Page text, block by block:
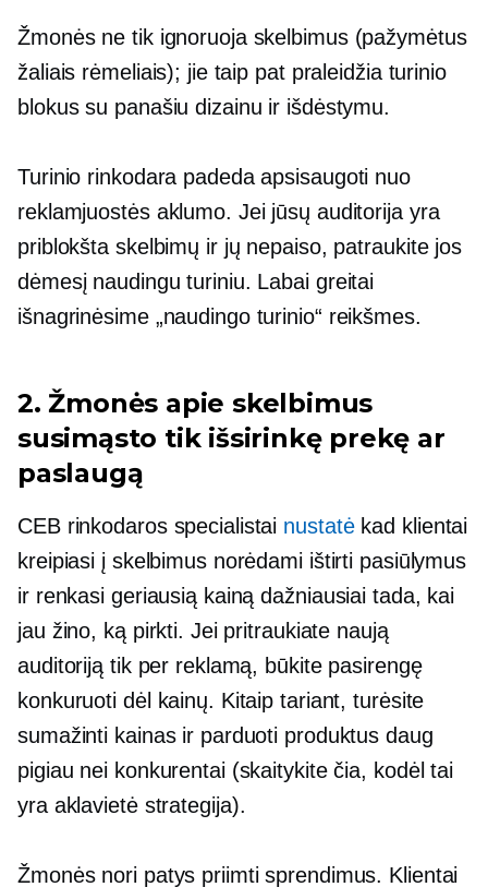
Žmonės ne tik ignoruoja skelbimus (pažymėtus
žaliais rėmeliais); jie taip pat praleidžia turinio
blokus su panašiu dizainu ir išdėstymu.
Turinio rinkodara padeda apsisaugoti nuo
reklamjuostės aklumo. Jei jūsų auditorija yra
priblokšta skelbimų ir jų nepaiso, patraukite jos
dėmesį naudingu turiniu. Labai greitai
išnagrinėsime „naudingo turinio“ reikšmes.
2. Žmonės apie skelbimus
susimąsto tik išsirinkę prekę ar
paslaugą
CEB rinkodaros specialistai nustatėkad klientai
kreipiasi į skelbimus norėdami ištirti pasiūlymus
ir renkasi geriausią kainą dažniausiai tada, kai
jau žino, ką pirkti. Jei pritraukiate naują
auditoriją tik per reklamą, būkite pasirengę
konkuruoti dėl kainų. Kitaip tariant, turėsite
sumažinti kainas ir parduoti produktus daug
pigiau nei konkurentai (skaitykite čia, kodėl tai
yra aklavietėstrategija).
Žmonės nori patys priimti sprendimus. Klientai